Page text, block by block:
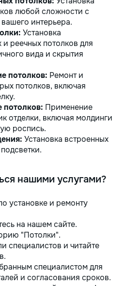
любой сложности с
интерьера.
Установка
и реечных потолков для
вида и скрытия
потолков: Ремонт и
потолков, включая
потолков: Применение
отделки, включая молдинги
роспись.
Установка встроенных
нашими услугами?
установке и ремонту
на нашем сайте.
"Потолки".
специалистов и читайте
специалистом для
и согласования сроков.